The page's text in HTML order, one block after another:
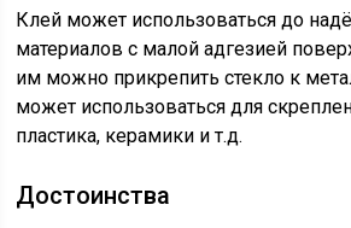
Клей может использоваться до
материалов с малой адгезией
им можно прикрепить стекло к
может использоваться для
пластика, керамики и т.д.
Достоинства